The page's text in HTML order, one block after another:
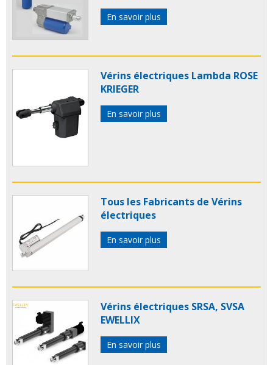
En savoir plus
Vérins électriques Lambda ROSE
KRIEGER
En savoir plus
Tous les Fabricants de Vérins
électriques
En savoir plus
Vérins électriques SRSA, SVSA
EWELLIX
En savoir plus